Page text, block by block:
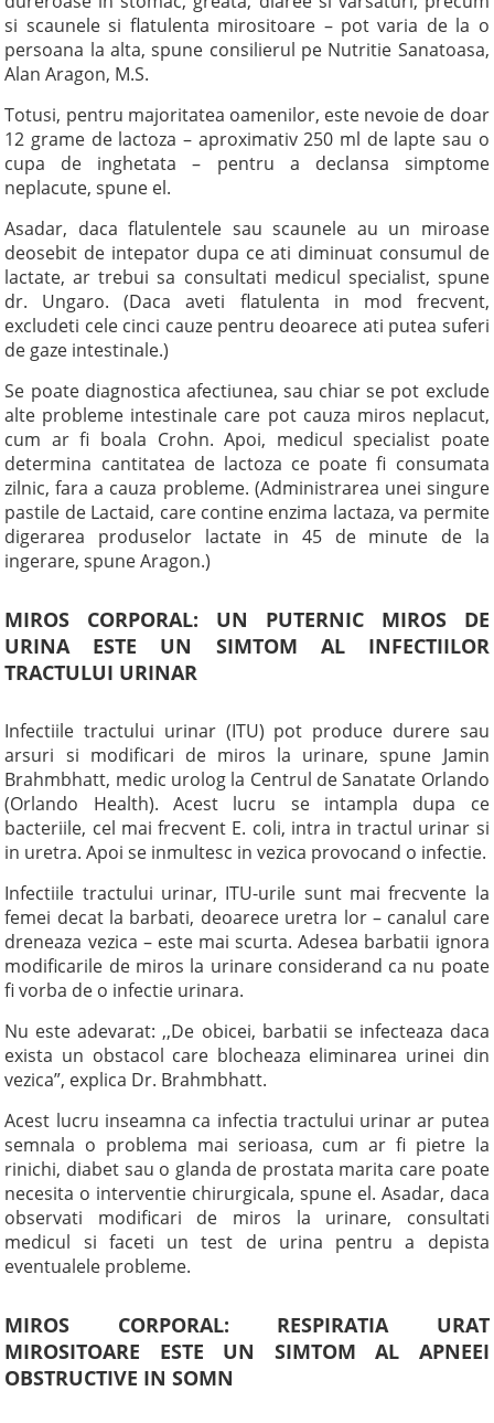
si scaunele si flatulenta mirositoare – pot varia de la o
persoana la alta, spune consilierul pe Nutritie Sanatoasa,
Alan Aragon, M.S.
Totusi, pentru majoritatea oamenilor, este nevoie de doar
12 grame de lactoza – aproximativ 250 ml de lapte sau o
cupa de inghetata – pentru a declansa simptome
neplacute, spune el.
Asadar, daca flatulentele sau scaunele au un miroase
deosebit de intepator dupa ce ati diminuat consumul de
lactate, ar trebui sa consultati medicul specialist, spune
dr. Ungaro. (Daca aveti flatulenta in mod frecvent,
excludeti cele cinci cauze pentru deoarece ati putea suferi
de gaze intestinale.)
Se poate diagnostica afectiunea, sau chiar se pot exclude
alte probleme intestinale care pot cauza miros neplacut,
cum ar fi boala Crohn. Apoi, medicul specialist poate
determina cantitatea de lactoza ce poate fi consumata
zilnic, fara a cauza probleme. (Administrarea unei singure
pastile de Lactaid, care contine enzima lactaza, va permite
digerarea produselor lactate in 45 de minute de la
ingerare, spune Aragon.)
MIROS CORPORAL: UN PUTERNIC MIROS DE
URINA ESTE UN SIMTOM AL INFECTIILOR
TRACTULUI URINAR
Infectiile tractului urinar (ITU) pot produce durere sau
arsuri si modificari de miros la urinare, spune Jamin
Brahmbhatt, medic urolog la Centrul de Sanatate Orlando
(Orlando Health). Acest lucru se intampla dupa ce
bacteriile, cel mai frecvent E. coli, intra in tractul urinar si
in uretra. Apoi se inmultesc in vezica provocand o infectie.
Infectiile tractului urinar, ITU-urile sunt mai frecvente la
femei decat la barbati, deoarece uretra lor – canalul care
dreneaza vezica – este mai scurta. Adesea barbatii ignora
modificarile de miros la urinare considerand ca nu poate
fi vorba de o infectie urinara.
Nu este adevarat: ,,De obicei, barbatii se infecteaza daca
exista un obstacol care blocheaza eliminarea urinei din
vezica”, explica Dr. Brahmbhatt.
Acest lucru inseamna ca infectia tractului urinar ar putea
semnala o problema mai serioasa, cum ar fi pietre la
rinichi, diabet sau o glanda de prostata marita care poate
necesita o interventie chirurgicala, spune el. Asadar, daca
observati modificari de miros la urinare, consultati
medicul si faceti un test de urina pentru a depista
eventualele probleme.
MIROS CORPORAL: RESPIRATIA URAT
MIROSITOARE ESTE UN SIMTOM AL APNEEI
OBSTRUCTIVE IN SOMN